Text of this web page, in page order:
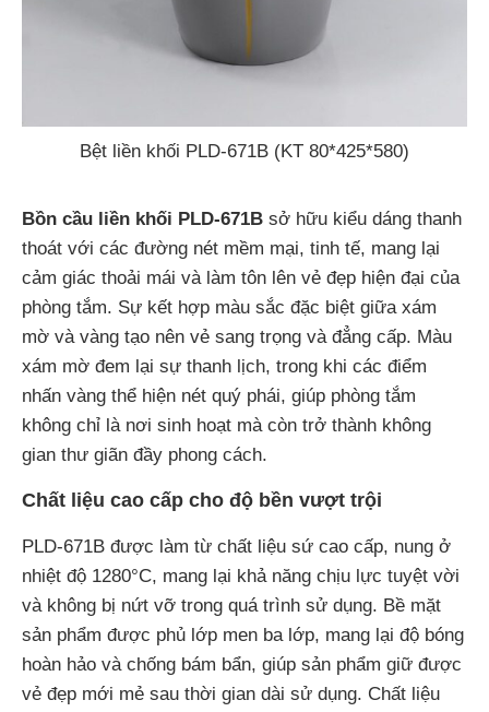
Bệt liền khối PLD-671B (KT 80*425*580)
Bồn cầu liền khối PLD-671B sở hữu kiểu dáng thanh
thoát với các đường nét mềm mại, tinh tế, mang lại
cảm giác thoải mái và làm tôn lên vẻ đẹp hiện đại của
phòng tắm. Sự kết hợp màu sắc đặc biệt giữa xám
mờ và vàng tạo nên vẻ sang trọng và đẳng cấp. Màu
xám mờ đem lại sự thanh lịch, trong khi các điểm
nhấn vàng thể hiện nét quý phái, giúp phòng tắm
không chỉ là nơi sinh hoạt mà còn trở thành không
gian thư giãn đầy phong cách.
Chất liệu cao cấp cho độ bền vượt trội
PLD-671B được làm từ chất liệu sứ cao cấp, nung ở
nhiệt độ 1280°C, mang lại khả năng chịu lực tuyệt vời
và không bị nứt vỡ trong quá trình sử dụng. Bề mặt
sản phẩm được phủ lớp men ba lớp, mang lại độ bóng
hoàn hảo và chống bám bẩn, giúp sản phẩm giữ được
vẻ đẹp mới mẻ sau thời gian dài sử dụng. Chất liệu